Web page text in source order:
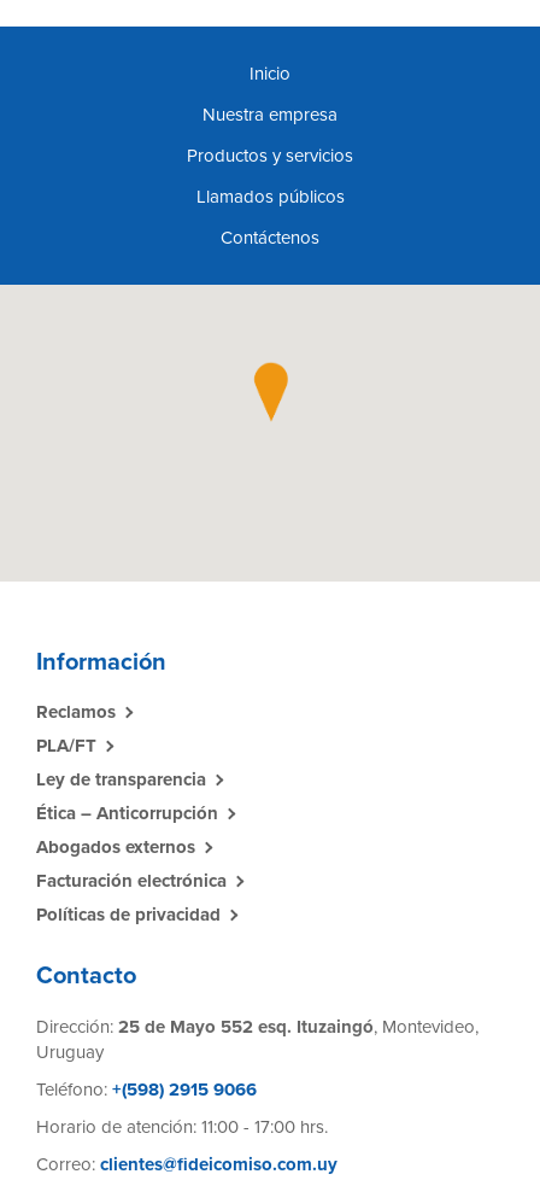
Inicio
Nuestra empresa
Productos y servicios
Llamados públicos
Contáctenos
Información
Reclamos
PLA/FT
Ley de transparencia
Ética – Anticorrupción
Abogados externos
Facturación electrónica
Políticas de privacidad
Contacto
Dirección: 25 de Mayo 552 esq. Ituzaingó, Montevideo,
Uruguay
Teléfono: +(598) 2915 9066
Horario de atención: 11:00 - 17:00 hrs.
Correo: clientes@fideicomiso.com.uy